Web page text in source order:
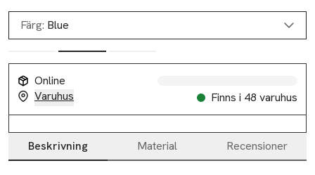
Färg: Blue
Online
Varuhus
Finns i 48 varuhus
Beskrivning Material Recensioner